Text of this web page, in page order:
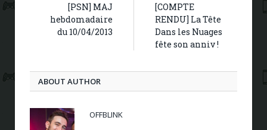
[PSN] MAJ
hebdomadaire
du 10/04/2013
[COMPTE
RENDU] La Tête
Dans les Nuages
fête son anniv !
ABOUT AUTHOR
OFFBLINK